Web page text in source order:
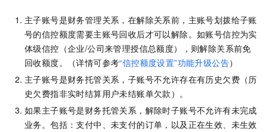
主子账号是财务管理关系，在解除关系前，主账号划拨给子账
号的信控额度需要主账号回收后才可以解除。如账号信控为实
体级信控（企业/公司来管理授信总额度），则解除关系前免
回收额度。（详情可参考“信控额度设置”功能升级公告）
主子账号是财务托管关系，子账号不允许存在有历史欠费（历
史欠费指非实时结算用户未结账单欠款）。
如果主子账号是财务托管关系，解除时子账号不允许有未完成
业务。包括：支付中、未支付的订单，以及正在生效、未生效